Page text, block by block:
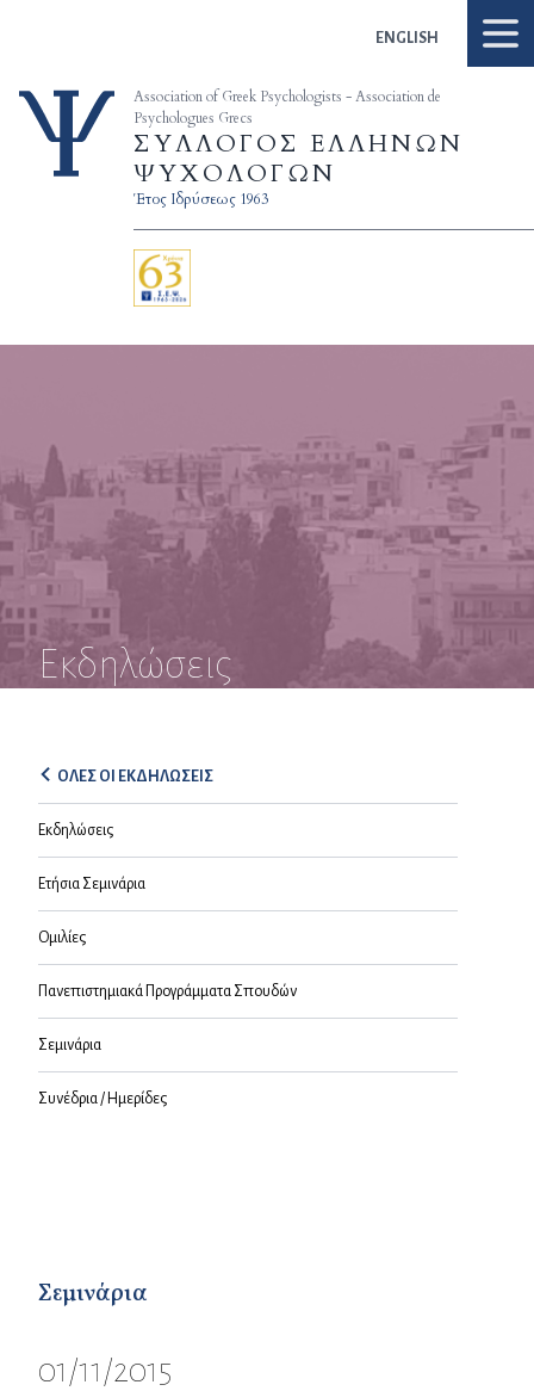
ENGLISH
Association of Greek Psychologists - Association de
Psychologues Grecs
ΣΥΛΛΟΓΟΣ ΕΛΛΗΝΩΝ
ΨΥΧΟΛΟΓΩΝ
Έτος Ιδρύσεως 1963
Εκδηλώσεις
ΟΛΕΣ ΟΙ ΕΚΔΗΛΩΣΕΙΣ
Εκδηλώσεις
Ετήσια Σεμινάρια
Ομιλίες
Πανεπιστημιακά Προγράμματα Σπουδών
Σεμινάρια
Συνέδρια / Ημερίδες
Σεμινάρια
01/11/2015